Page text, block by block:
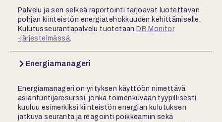
Palvelu ja sen selkeä raportointi tarjoavat luotettavan
pohjan kiinteistön energiatehokkuuden kehittämiselle.
Kulutusseurantapalvelu tuotetaan DB Monitor
‑järjestelmässä.
Energiamanageri
Energiamanageri on yrityksen käyttöön nimettävä
asiantuntijaresurssi, jonka toimenkuvaan tyypillisesti
kuuluu esimerkiksi kiinteistön energian kulutuksen
jatkuva seuranta ja reagointi poikkeamiin sekä